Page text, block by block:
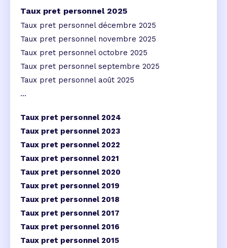
Taux pret personnel 2025
Taux pret personnel décembre 2025
Taux pret personnel novembre 2025
Taux pret personnel octobre 2025
Taux pret personnel septembre 2025
Taux pret personnel août 2025
...
Taux pret personnel 2024
Taux pret personnel 2023
Taux pret personnel 2022
Taux pret personnel 2021
Taux pret personnel 2020
Taux pret personnel 2019
Taux pret personnel 2018
Taux pret personnel 2017
Taux pret personnel 2016
Taux pret personnel 2015